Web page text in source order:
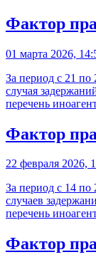
Фактор
01 марта 2026,
За период с 21 по
случая
перечень
Фактор
22 февраля 2026,
За период с 14 по
случаев
перечень
Фактор